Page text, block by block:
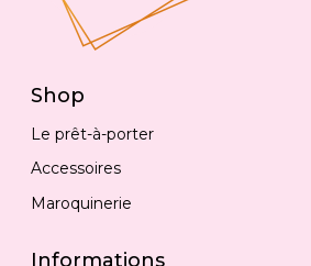
Shop
Le prêt-à-porter
Accessoires
Maroquinerie
Informations